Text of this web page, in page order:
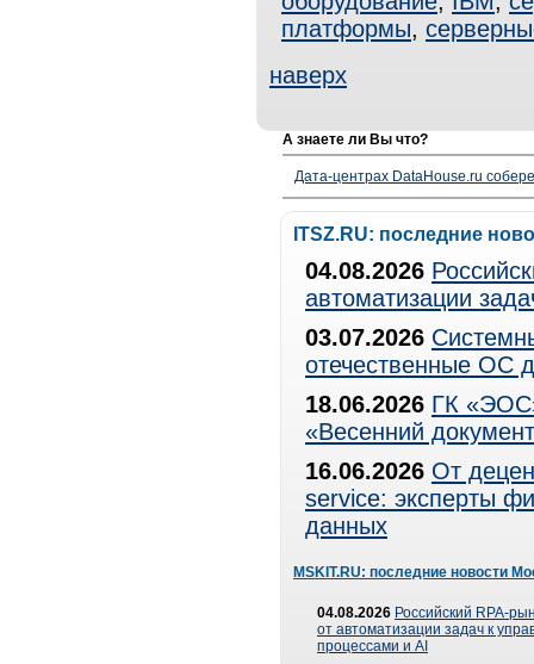
платформы,
наверх
А знаете ли Вы что?
Дата-центрах DataHouse.ru
ITSZ.RU: последние
04.08.2026
автоматизации
03.07.2026
отечественные ОС
18.06.2026 ГК
«Весенний
16.06.2026 От
service: эксперты
данных
MSKIT.RU: последние новости
04.08.2026 Российский RPA-
от автоматизации задач к
процессами и AI